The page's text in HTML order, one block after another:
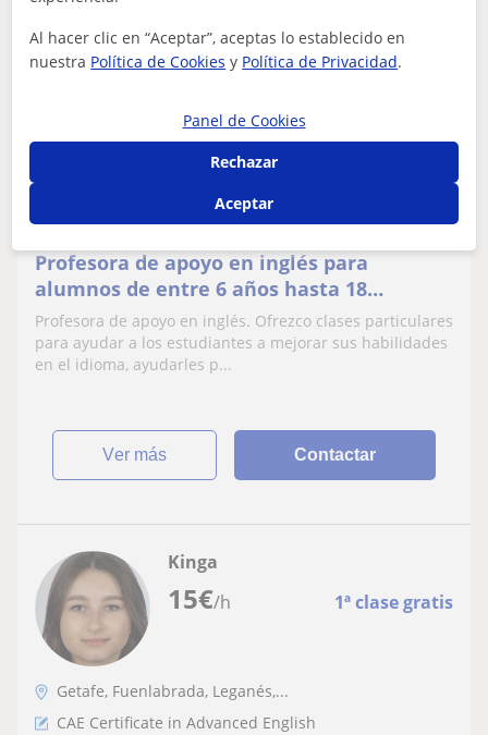
Nihad
CAE Certificate in Advanced English
Profesora de apoyo en inglés para
alumnos de entre 6 años hasta 18
(bachillerato)
Profesora de apoyo en inglés. Ofrezco clases particulares
para ayudar a los estudiantes a mejorar sus habilidades
en el idioma, ayudarles p...
ver más Contactar
15€/h 1ª clase gratis
Kinga
Getafe, Fuenlabrada, Leganés,...
CAE Certificate in Advanced English
Al hacer clic en “Aceptar”, aceptas lo establecido en
nuestra Política de Cookies y Política de Privacidad.
Panel de Cookies
Rechazar
Aceptar